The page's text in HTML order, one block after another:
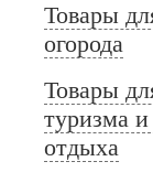
Товары
огорода
Товары
туризма и
отдыха